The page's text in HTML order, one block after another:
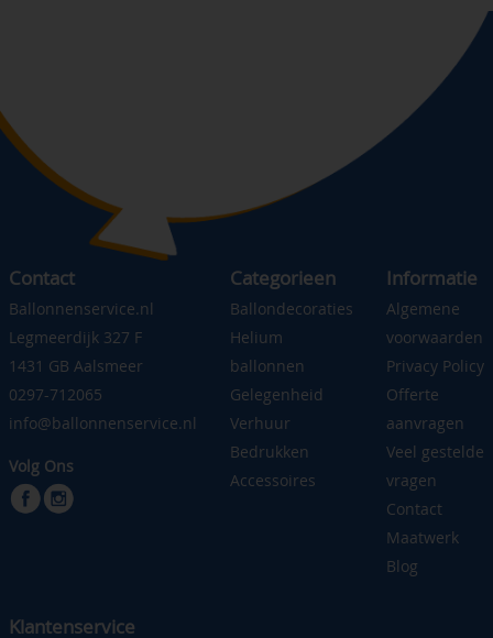
Contact
Ballonnenservice.nl
Legmeerdijk 327 F
1431 GB Aalsmeer
0297-712065
info@ballonnenservice.nl
Volg Ons
Categorieen
Ballondecoraties
Helium
ballonnen
Gelegenheid
Verhuur
Bedrukken
Accessoires
Informatie
Algemene
voorwaarden
Privacy Policy
Offerte
aanvragen
Veel gestelde
vragen
Contact
Maatwerk
Blog
Klantenservice